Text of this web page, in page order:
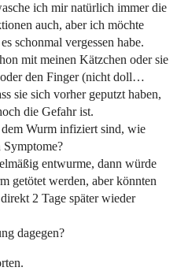
ich mir natürlich immer die
auch, aber ich möchte
schonmal vergessen habe.
mit meinen Kätzchen oder sie
den Finger (nicht doll…
sie sich vorher geputzt haben,
die Gefahr ist.
Wurm infiziert sind, wie
Symptome?
entwurme, dann würde
getötet werden, aber könnten
2 Tage später wieder
dagegen?